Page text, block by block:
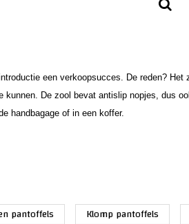
een verkoopsucces. De reden?
kunnen. De zool bevat antislip nopjes, dus
handbagage of in een koffer.
pantoffels Klomp pantoffels